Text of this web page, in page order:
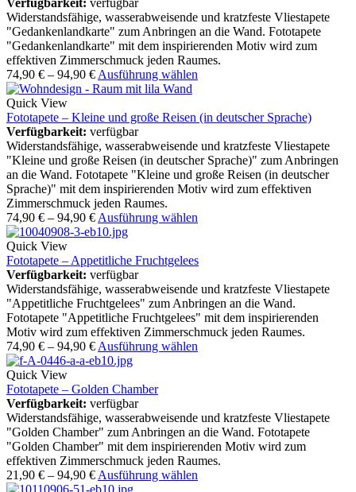
Verfügbarkeit: verfügbar
Widerstandsfähige, wasserabweisende und kratzfeste Vliestapete
"Gedankenlandkarte" zum Anbringen an die Wand. Fototapete
"Gedankenlandkarte" mit dem inspirierenden Motiv wird zum
effektiven Zimmerschmuck jeden Raumes.
74,90 € – 94,90 € Ausführung wählen
Quick View
Fototapete – Kleine und große Reisen (in deutscher Sprache)
Verfügbarkeit: verfügbar
Widerstandsfähige, wasserabweisende und kratzfeste Vliestapete
"Kleine und große Reisen (in deutscher Sprache)" zum Anbringen
an die Wand. Fototapete "Kleine und große Reisen (in deutscher
Sprache)" mit dem inspirierenden Motiv wird zum effektiven
Zimmerschmuck jeden Raumes.
74,90 € – 94,90 € Ausführung wählen
Quick View
Fototapete – Appetitliche Fruchtgelees
Verfügbarkeit: verfügbar
Widerstandsfähige, wasserabweisende und kratzfeste Vliestapete
"Appetitliche Fruchtgelees" zum Anbringen an die Wand.
Fototapete "Appetitliche Fruchtgelees" mit dem inspirierenden
Motiv wird zum effektiven Zimmerschmuck jeden Raumes.
74,90 € – 94,90 € Ausführung wählen
Quick View
Fototapete – Golden Chamber
Verfügbarkeit: verfügbar
Widerstandsfähige, wasserabweisende und kratzfeste Vliestapete
"Golden Chamber" zum Anbringen an die Wand. Fototapete
"Golden Chamber" mit dem inspirierenden Motiv wird zum
effektiven Zimmerschmuck jeden Raumes.
21,90 € – 94,90 € Ausführung wählen